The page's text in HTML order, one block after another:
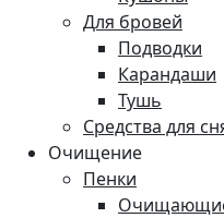
Для бровей
Подводки
Карандаши
Тушь
Средства для
Очищение
Пенки